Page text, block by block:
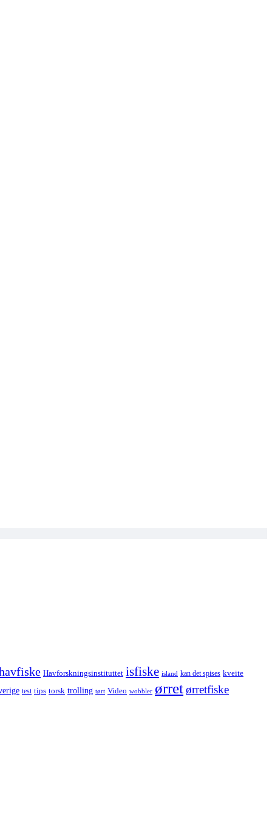
Havforskningsinstituttet isfiske island kan det spises kveite
test tips torsk trolling tørt Video wobbler ørretørretfiske